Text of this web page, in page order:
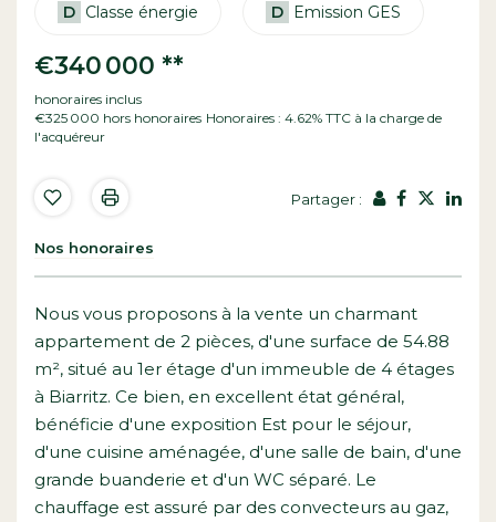
D Classe énergie D Emission GES
€340 000 **
honoraires inclus
€325 000 hors honoraires Honoraires : 4.62% TTC à la charge de
l'acquéreur
Partager :
Nos honoraires
Nous vous proposons à la vente un charmant
appartement de 2 pièces, d'une surface de 54.88
m², situé au 1er étage d'un immeuble de 4 étages
à Biarritz. Ce bien, en excellent état général,
bénéficie d'une exposition Est pour le séjour,
d'une cuisine aménagée, d'une salle de bain, d'une
grande buanderie et d'un WC séparé. Le
chauffage est assuré par des convecteurs au gaz,